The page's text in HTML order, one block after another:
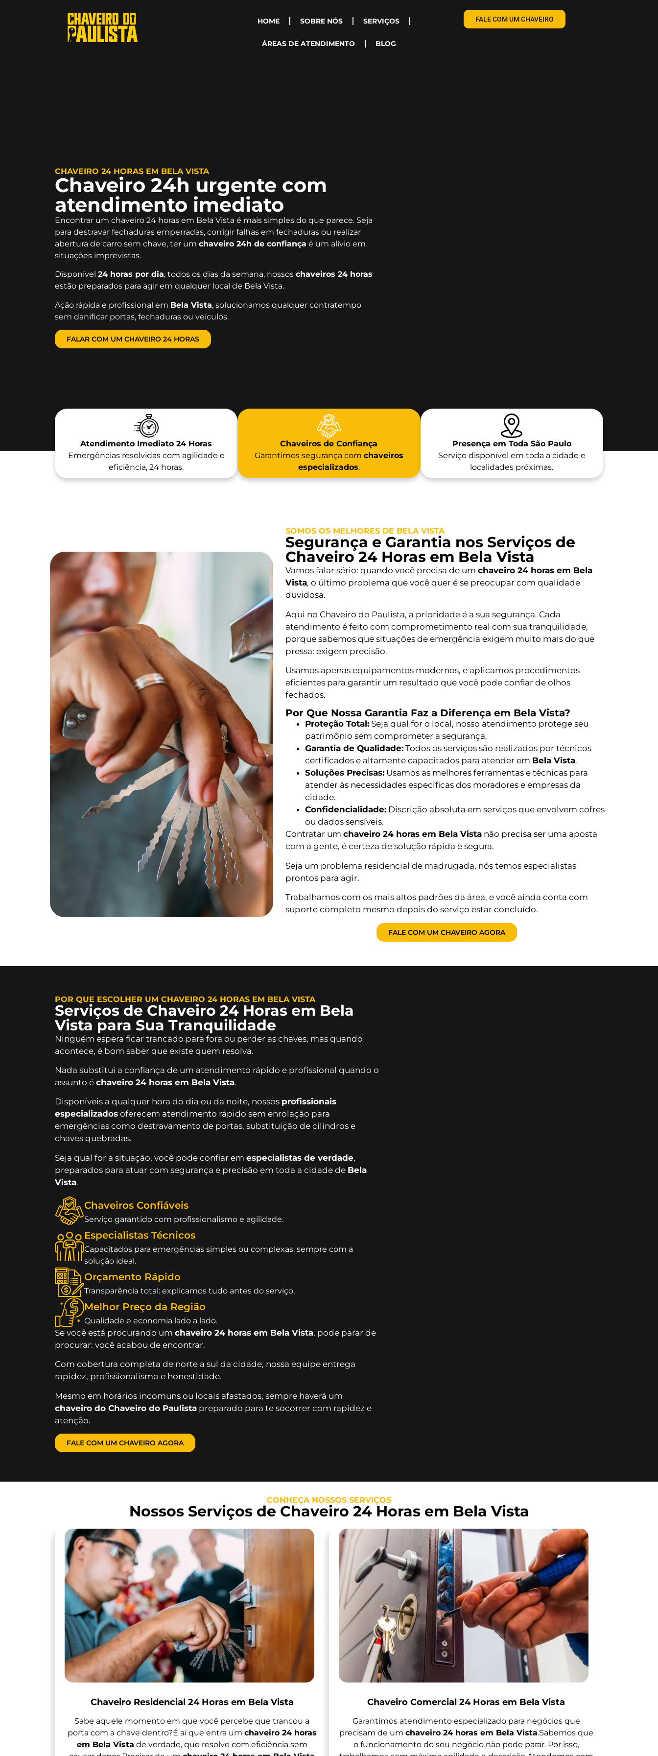
HOME SOBRE NÓS SERVIÇOS
ÁREAS DE ATENDIMENTO BLOG
FALE COM UM CHAVEIRO
CHAVEIRO 24 HORAS EM BELA VISTA
Chaveiro 24h urgente com
atendimento imediato
Encontrar um chaveiro 24 horas em Bela Vista é mais simples do que parece. Seja
para destravar fechaduras emperradas, corrigir falhas em fechaduras ou realizar
abertura de carro sem chave, ter um chaveiro 24h de confiança é um alívio em
situações imprevistas.
Disponível 24 horas por dia, todos os dias da semana, nossos chaveiros 24 horas
estão preparados para agir em qualquer local de Bela Vista.
Ação rápida e profissional em Bela Vista, solucionamos qualquer contratempo
sem danificar portas, fechaduras ou veículos.
FALAR COM UM CHAVEIRO 24 HORAS
Atendimento Imediato 24 Horas
Emergências resolvidas com agilidade e
eficiência, 24 horas.
Chaveiros de Confiança
Garantimos segurança com chaveiros
especializados.
Presença em Toda São Paulo
Serviço disponível em toda a cidade e
localidades próximas.
SOMOS OS MELHORES DE BELA VISTA
Segurança e Garantia nos Serviços de
Chaveiro 24 Horas em Bela Vista
Vamos falar sério: quando você precisa de um chaveiro 24 horas em Bela
Vista, o último problema que você quer é se preocupar com qualidade
duvidosa.
Aqui no Chaveiro do Paulista, a prioridade é a sua segurança. Cada
atendimento é feito com comprometimento real com sua tranquilidade,
porque sabemos que situações de emergência exigem muito mais do que
pressa: exigem precisão.
Usamos apenas equipamentos modernos, e aplicamos procedimentos
eficientes para garantir um resultado que você pode confiar de olhos
fechados.
Por Que Nossa Garantia Faz a Diferença em Bela Vista?
Proteção Total: Seja qual for o local, nosso atendimento protege seu
patrimônio sem comprometer a segurança.
Garantia de Qualidade: Todos os serviços são realizados por técnicos
certificados e altamente capacitados para atender em Bela Vista.
Soluções Precisas: Usamos as melhores ferramentas e técnicas para
atender às necessidades específicas dos moradores e empresas da
cidade.
Confidencialidade: Discrição absoluta em serviços que envolvem cofres
ou dados sensíveis.
Contratar um chaveiro 24 horas em Bela Vista não precisa ser uma aposta
com a gente, é certeza de solução rápida e segura.
Seja um problema residencial de madrugada, nós temos especialistas
prontos para agir.
Trabalhamos com os mais altos padrões da área, e você ainda conta com
suporte completo mesmo depois do serviço estar concluído.
FALE COM UM CHAVEIRO AGORA
POR QUE ESCOLHER UM CHAVEIRO 24 HORAS EM BELA VISTA
Serviços de Chaveiro 24 Horas em Bela
Vista para Sua Tranquilidade
Ninguém espera ficar trancado para fora ou perder as chaves, mas quando
acontece, é bom saber que existe quem resolva.
Nada substitui a confiança de um atendimento rápido e profissional quando o
assunto é chaveiro 24 horas em Bela Vista.
Disponíveis a qualquer hora do dia ou da noite, nossos profissionais
especializados oferecem atendimento rápido sem enrolação para
emergências como destravamento de portas, substituição de cilindros e
chaves quebradas.
Seja qual for a situação, você pode confiar em especialistas de verdade,
preparados para atuar com segurança e precisão em toda a cidade de Bela
Vista.
Chaveiros Confiáveis
Serviço garantido com profissionalismo e agilidade.
Especialistas Técnicos
Capacitados para emergências simples ou complexas, sempre com a
solução ideal.
Orçamento Rápido
Transparência total: explicamos tudo antes do serviço.
Melhor Preço da Região
Qualidade e economia lado a lado.
Se você está procurando um chaveiro 24 horas em Bela Vista, pode parar de
procurar: você acabou de encontrar.
Com cobertura completa de norte a sul da cidade, nossa equipe entrega
rapidez, profissionalismo e honestidade.
Mesmo em horários incomuns ou locais afastados, sempre haverá um
chaveiro do Chaveiro do Paulista preparado para te socorrer com rapidez e
atenção.
FALE COM UM CHAVEIRO AGORA
CONHEÇA NOSSOS SERVIÇOS
Nossos Serviços de Chaveiro 24 Horas em Bela Vista
Chaveiro Residencial 24 Horas em Bela Vista
Sabe aquele momento em que você percebe que trancou a
porta com a chave dentro?É aí que entra um chaveiro 24 horas
em Bela Vista de verdade, que resolve com eficiência sem
Chaveiro Comercial 24 Horas em Bela Vista
Garantimos atendimento especializado para negócios que
precisam de um chaveiro 24 horas em Bela Vista.Sabemos que
o funcionamento do seu negócio não pode parar. Por isso,